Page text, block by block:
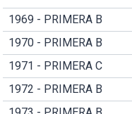
1969 - PRIMERA B
1970 - PRIMERA B
1971 - PRIMERA C
1972 - PRIMERA B